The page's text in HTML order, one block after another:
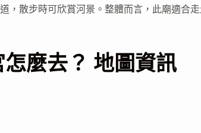
，散步時可欣賞河景。整體而言，此廟適
怎麼去？ 地圖資訊